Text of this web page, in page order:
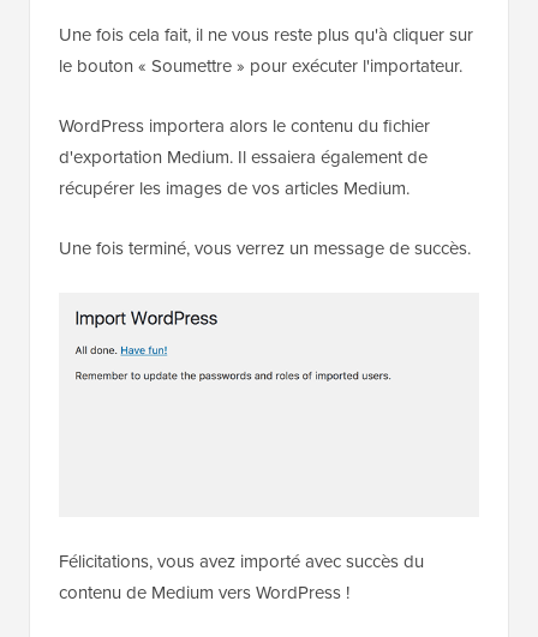
Une fois cela fait, il ne vous reste plus qu'à cliquer sur
le bouton « Soumettre » pour exécuter l'importateur.
WordPress importera alors le contenu du fichier
d'exportation Medium. Il essaiera également de
récupérer les images de vos articles Medium.
Une fois terminé, vous verrez un message de succès.
Félicitations, vous avez importé avec succès du
contenu de Medium vers WordPress !